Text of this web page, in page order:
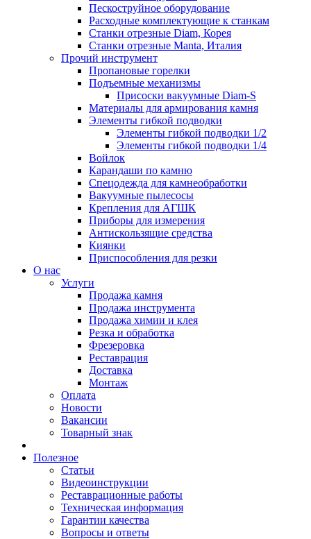
Пескоструйное оборудование
Расходные комплектующие к станкам
Станки отрезные Diam, Корея
Станки отрезные Manta, Италия
Прочий инструмент
Пропановые горелки
Подъeмные механизмы
Присоски вакуумные Diam-S
Материалы для армирования камня
Элементы гибкой подводки
Элементы гибкой подводки 1/2
Элементы гибкой подводки 1/4
Войлок
Карандаши по камню
Спецодежда для камнеобработки
Вакуумные пылесосы
Крепления для АГШК
Приборы для измерения
Антискользящие средства
Киянки
Приспособления для резки
О нас
Услуги
Продажа камня
Продажа инструмента
Продажа химии и клея
Резка и обработка
Фрезеровка
Реставрация
Доставка
Монтаж
Оплата
Новости
Вакансии
Товарный знак
Полезное
Статьи
Видеоинструкции
Реставрационные работы
Техническая информация
Гарантии качества
Вопросы и ответы